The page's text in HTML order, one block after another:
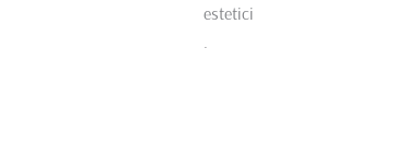
estetici
.